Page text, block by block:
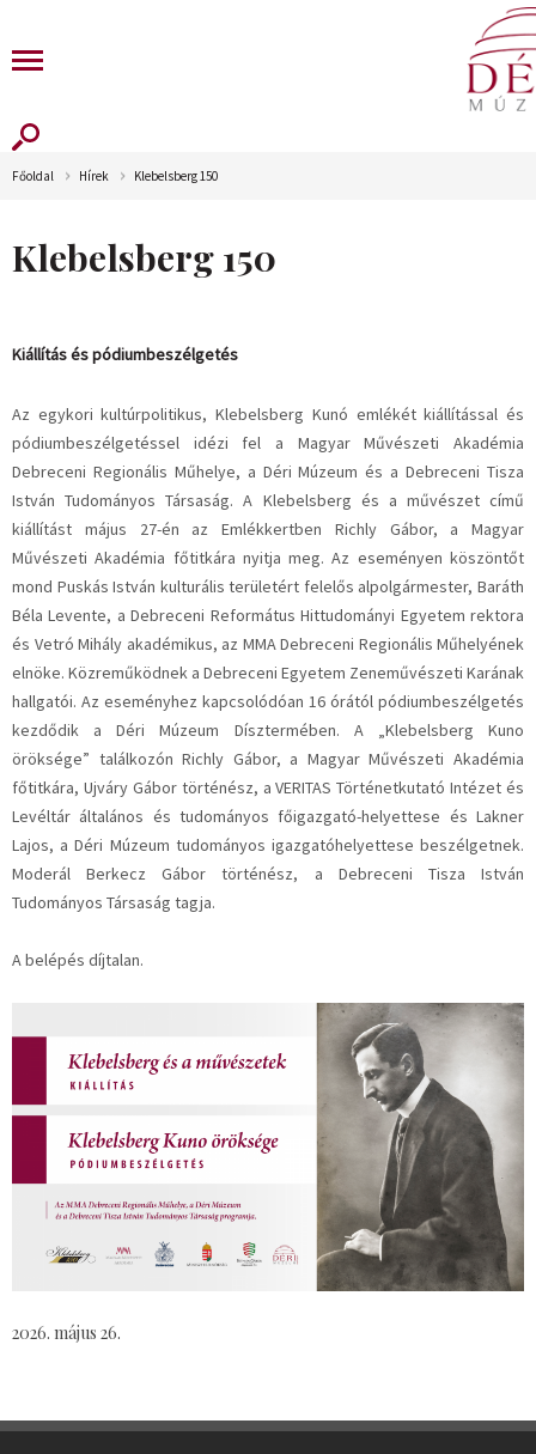
Főoldal Hírek Klebelsberg 150
Klebelsberg 150
Kiállítás és pódiumbeszélgetés
Az egykori kultúrpolitikus, Klebelsberg Kunó emlékét kiállítással és
pódiumbeszélgetéssel idézi fel a Magyar Művészeti Akadémia
Debreceni Regionális Műhelye, a Déri Múzeum és a Debreceni Tisza
István Tudományos Társaság. A Klebelsberg és a művészet című
kiállítást május 27-én az Emlékkertben Richly Gábor, a Magyar
Művészeti Akadémia főtitkára nyitja meg. Az eseményen köszöntőt
mond Puskás István kulturális területért felelős alpolgármester, Baráth
Béla Levente, a Debreceni Református Hittudományi Egyetem rektora
és Vetró Mihály akadémikus, az MMA Debreceni Regionális Műhelyének
elnöke. Közreműködnek a Debreceni Egyetem Zeneművészeti Karának
hallgatói. Az eseményhez kapcsolódóan 16 órától pódiumbeszélgetés
kezdődik a Déri Múzeum Dísztermében. A „Klebelsberg Kuno
öröksége” találkozón Richly Gábor, a Magyar Művészeti Akadémia
főtitkára, Ujváry Gábor történész, a VERITAS Történetkutató Intézet és
Levéltár általános és tudományos főigazgató-helyettese és Lakner
Lajos, a Déri Múzeum tudományos igazgatóhelyettese beszélgetnek.
Moderál Berkecz Gábor történész, a Debreceni Tisza István
Tudományos Társaság tagja.
A belépés díjtalan.
2026. május 26.